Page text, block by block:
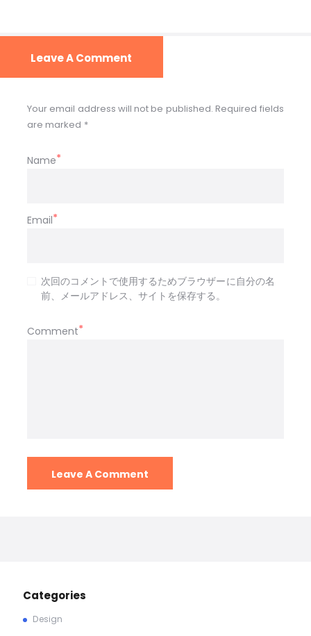
Leave A Comment
Your email address will not be published. Required fields
are marked *
Name
Email
次回のコメントで使用するためブラウザーに自分の名
前、メールアドレス、サイトを保存する。
Comment
Categories
Design